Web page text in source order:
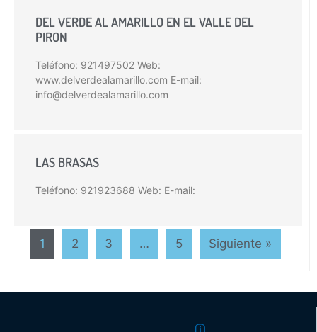
DEL VERDE AL AMARILLO EN EL VALLE DEL
PIRON
Teléfono: 921497502 Web:
www.delverdealamarillo.com E-mail:
info@delverdealamarillo.com
LAS BRASAS
Teléfono: 921923688 Web: E-mail:
1 2 3 … 5 Siguiente »